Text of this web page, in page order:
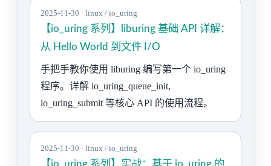
2025-11-30 · linux / io_uring
【io_uring 系列】liburing 基础 API 详解：
从 Hello World 到文件 I/O
手把手教你使用 liburing 编写第一个 io_uring
程序。详解 io_uring_queue_init,
io_uring_submit 等核心 API 的使用流程。
2025-11-30 · linux / io_uring
【io_uring 系列】实战：基于 io_uring 的